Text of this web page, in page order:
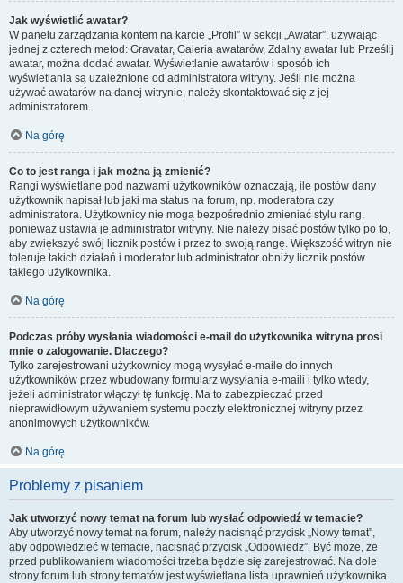
Jak wyświetlić awatar?
W panelu zarządzania kontem na karcie „Profil” w sekcji „Awatar”, używając
jednej z czterech metod: Gravatar, Galeria awatarów, Zdalny awatar lub Prześlij
awatar, można dodać awatar. Wyświetlanie awatarów i sposób ich
wyświetlania są uzależnione od administratora witryny. Jeśli nie można
używać awatarów na danej witrynie, należy skontaktować się z jej
administratorem.
Na górę
Co to jest ranga i jak można ją zmienić?
Rangi wyświetlane pod nazwami użytkowników oznaczają, ile postów dany
użytkownik napisał lub jaki ma status na forum, np. moderatora czy
administratora. Użytkownicy nie mogą bezpośrednio zmieniać stylu rang,
ponieważ ustawia je administrator witryny. Nie należy pisać postów tylko po to,
aby zwiększyć swój licznik postów i przez to swoją rangę. Większość witryn nie
toleruje takich działań i moderator lub administrator obniży licznik postów
takiego użytkownika.
Na górę
Podczas próby wysłania wiadomości e-mail do użytkownika witryna prosi
mnie o zalogowanie. Dlaczego?
Tylko zarejestrowani użytkownicy mogą wysyłać e-maile do innych
użytkowników przez wbudowany formularz wysyłania e-maili i tylko wtedy,
jeżeli administrator włączył tę funkcję. Ma to zabezpieczać przed
nieprawidłowym używaniem systemu poczty elektronicznej witryny przez
anonimowych użytkowników.
Na górę
Problemy z pisaniem
Jak utworzyć nowy temat na forum lub wysłać odpowiedź w temacie?
Aby utworzyć nowy temat na forum, należy nacisnąć przycisk „Nowy temat”,
aby odpowiedzieć w temacie, nacisnąć przycisk „Odpowiedz”. Być może, że
przed publikowaniem wiadomości trzeba będzie się zarejestrować. Na dole
strony forum lub strony tematów jest wyświetlana lista uprawnień użytkownika